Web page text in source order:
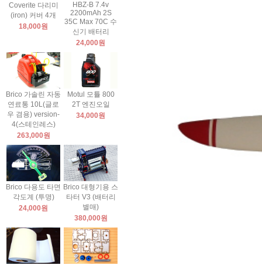
Coverite 다리미
(iron) 커버 4개
18,000원
HBZ-B 7.4v
2200mAh 2S
35C Max 70C 수
신기 배터리
24,000원
Brico 가솔린 자동
연료통 10L(글로
우 겸용) version-
4(스테인레스)
263,000원
Motul 모튤 800
2T 엔진오일
34,000원
Brico 다용도 타면
각도계 (투명)
24,000원
Brico 대형기용 스
타터 V3 (배터리
별매)
380,000원